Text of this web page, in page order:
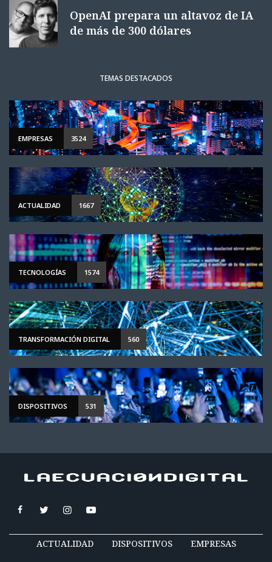
OpenAI prepara un altavoz de IA
de más de 300 dólares
TEMAS DESTACADOS
EMPRESAS 3524
ACTUALIDAD 1667
TECNOLOGÍAS 1574
TRANSFORMACIÓN DIGITAL 560
DISPOSITIVOS 531
ACTUALIDAD DISPOSITIVOS EMPRESAS